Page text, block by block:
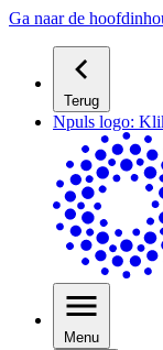
Ga naar de
Terug
Npuls logo:
Menu